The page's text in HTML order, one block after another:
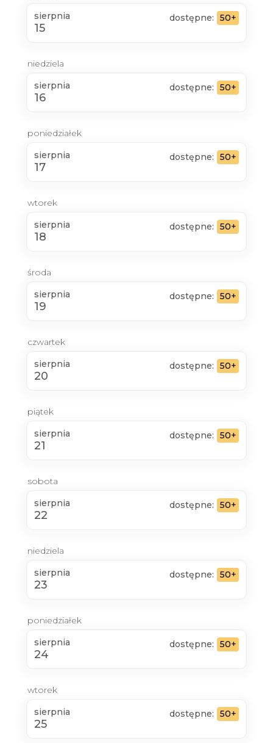
sierpnia
15
dostępne: 50+
niedziela
sierpnia
16
dostępne: 50+
poniedziałek
sierpnia
17
dostępne: 50+
wtorek
sierpnia
18
dostępne: 50+
środa
sierpnia
19
dostępne: 50+
czwartek
sierpnia
20
dostępne: 50+
piątek
sierpnia
21
dostępne: 50+
sobota
sierpnia
22
dostępne: 50+
niedziela
sierpnia
23
dostępne: 50+
poniedziałek
sierpnia
24
dostępne: 50+
wtorek
sierpnia
25
dostępne: 50+